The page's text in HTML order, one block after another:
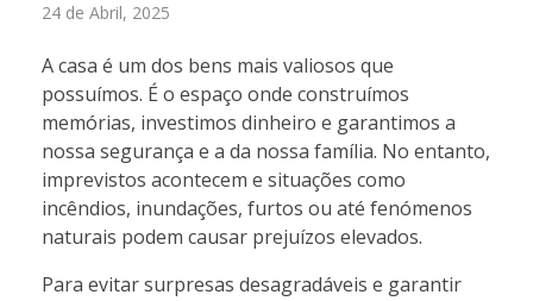
24 de Abril, 2025
A casa é um dos bens mais valiosos que
possuímos. É o espaço onde construímos
memórias, investimos dinheiro e garantimos a
nossa segurança e a da nossa família. No entanto,
imprevistos acontecem e situações como
incêndios, inundações, furtos ou até fenómenos
naturais podem causar prejuízos elevados.
Para evitar surpresas desagradáveis e garantir